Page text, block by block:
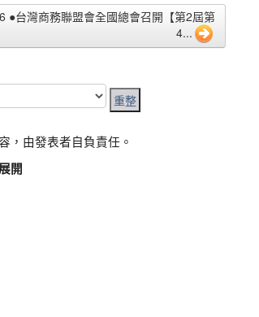
●台灣商務聯盟會全國總會召開【第2屆第
4...
，由發表者自負責任。
開